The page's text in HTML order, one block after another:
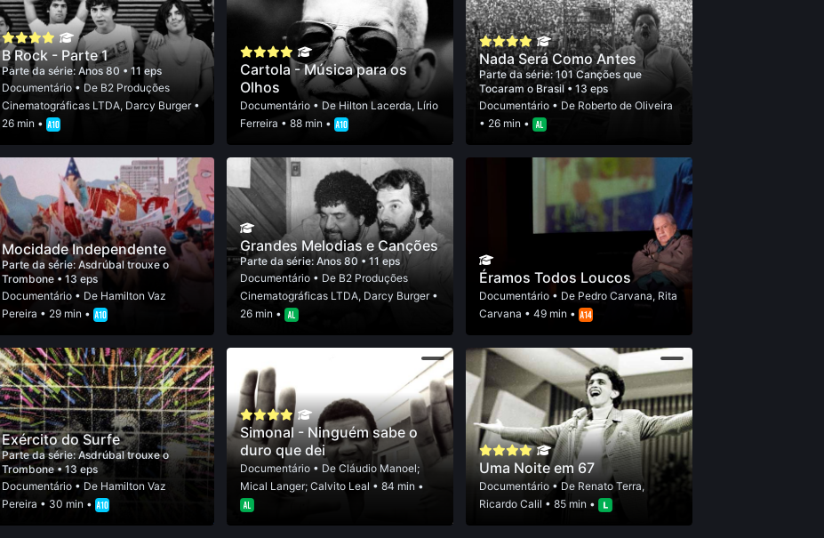
B Rock - Parte 1
Parte da série: Anos 80 • 11 eps
Documentário• De B2 Produções
Cinematográficas LTDA, Darcy Burger•
26 min •
Cartola - Música para os
Olhos
Documentário • De Hilton Lacerda, Lírio
Ferreira • 88 min •
Nada Será Como Antes
Parte da série:101 Canções que
Tocaram o Brasil • 13 eps
Documentário • De Roberto de Oliveira
• 26 min •
Mocidade Independente
Parte da série: Asdrúbal trouxe o
Trombone • 13 eps
Documentário• De Hamilton Vaz
Pereira • 29 min •
Grandes Melodias e Canções
Parte da série:Anos 80 • 11 eps
Documentário • De B2 Produções
Cinematográficas LTDA, Darcy Burger•
26 min •
Éramos Todos Loucos
Documentário • De Pedro Carvana, Rita
Carvana • 49 min •
Exército do Surfe
Parte da série:Asdrúbal trouxe o
Trombone• 13 eps
Documentário• De Hamilton Vaz
Pereira • 30 min •
Simonal - Ninguém sabe o
duro que dei
Documentário • DeCláudio Manoel;
Mical Langer; Calvito Leal • 84 min •
Uma Noite em 67
Documentário • De Renato Terra,
Ricardo Calil • 85 min •